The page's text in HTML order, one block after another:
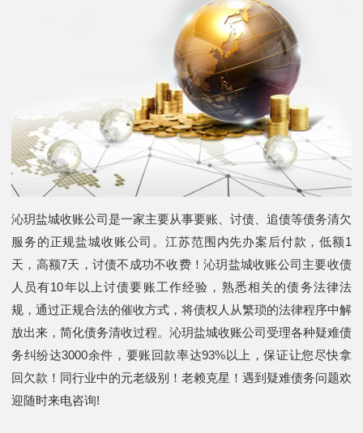
沁玥盐城收账公司是一家主要从事要账、讨债、追债等债务清欠
服务的正规盐城收账公司。江苏范围内先办案后付款，低额1
天，高额7天，讨债不成功不收费！沁玥盐城收账公司主要收债
人员有10年以上讨债要账工作经验，熟悉相关的债务法律法
规，通过正规合法的催收方式，将债权人从繁琐的法律程序中解
放出来，简化债务清收过程。沁玥盐城收账公司受理各种疑难债
务纠纷达3000余件，要账回款率达93%以上，保证让您尽快拿
回欠款！同行业中的元老级别！老赖克星！遇到疑难债务问题欢
迎随时来电咨询!